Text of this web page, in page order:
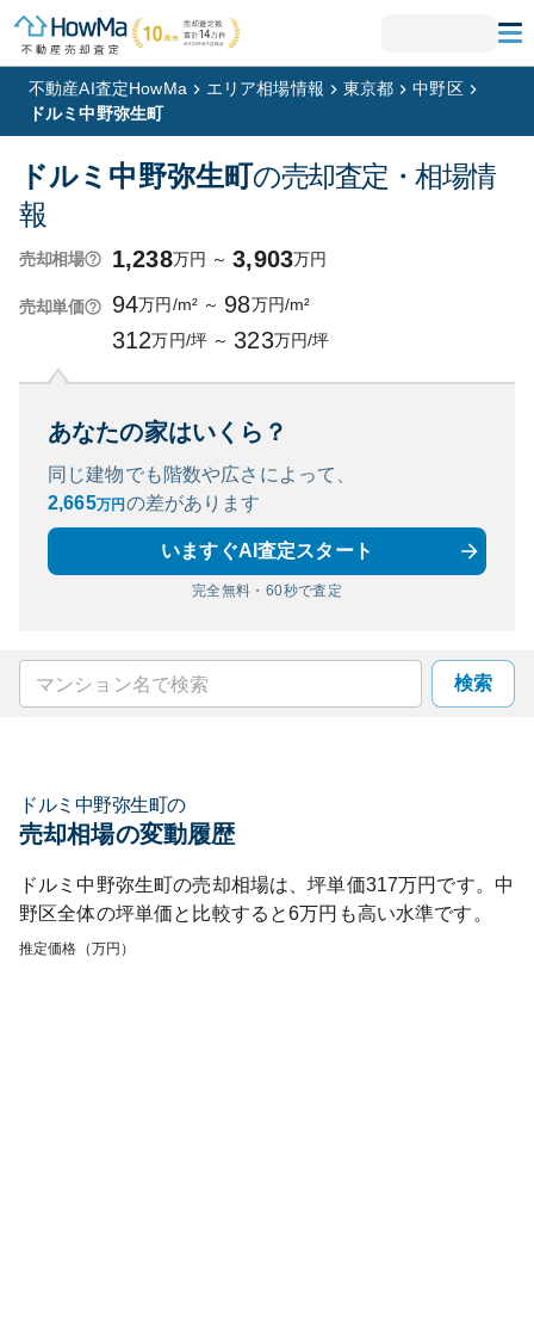
不動産AI査定HowMa エリア相場情報 東京都
中野区
ドルミ中野弥生町
ドルミ中野弥生町の売却査定・相場情
報
売却相場 1,238万円 ～ 3,903万円
売却単価 94万円/m² ～ 98万円/m²
312万円/坪 ～ 323万円/坪
あなたの家はいくら？
同じ建物でも階数や広さによって、
2,665万円 の差があります
いますぐAI査定スタート
完全無料・60秒で査定
検索
ドルミ中野弥生町の
売却相場の変動履歴
ドルミ中野弥生町の売却相場は、坪単価317万円です。 中
野区全体の坪単価と比較すると6万円も高い水準です。
推定価格（万円）